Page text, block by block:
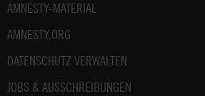
AMNESTY-MATERIAL
AMNESTY.ORG
DATENSCHUTZ VERWALTEN
JOBS & AUSSCHREIBUNGEN